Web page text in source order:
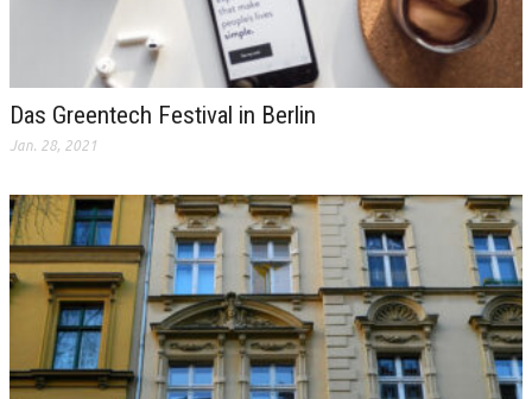
Das Greentech Festival in Berlin
Jan. 28, 2021